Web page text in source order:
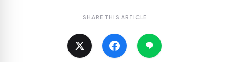
SHARE THIS ARTICLE